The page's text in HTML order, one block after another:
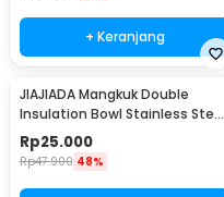
+ Keranjang
JIAJIADA Mangkuk Double
Insulation Bowl Stainless Steel
304 15cm - SGEE1
Rp25.000
Rp47.900 48%